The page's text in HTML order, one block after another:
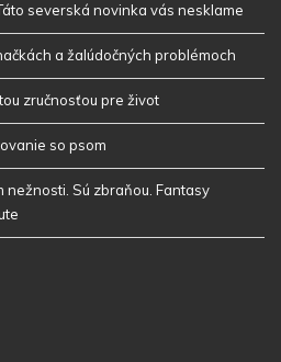
severská novinka vás nesklame
a žalúdočných problémoch
zručnosťou pre život
so psom
nežnosti. Sú zbraňou. Fantasy